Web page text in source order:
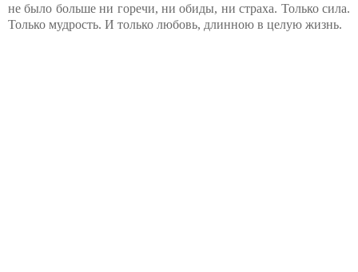
не было больше ни горечи, ни обиды, ни страха. Только сила.
Только мудрость. И только любовь, длинною в целую жизнь.